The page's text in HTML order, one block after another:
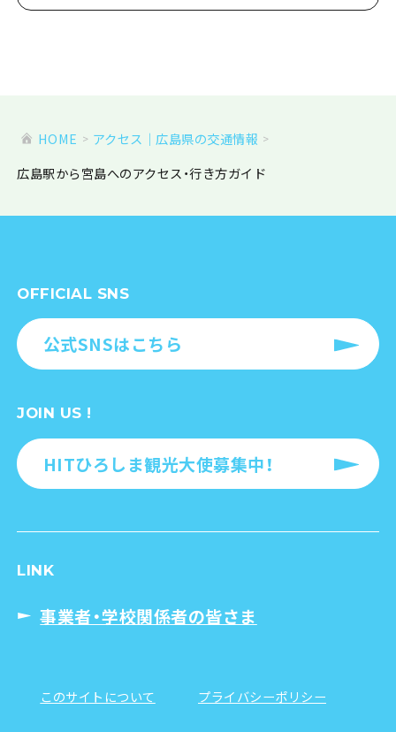
HOME
アクセス｜広島県の交通情報
広島駅から宮島へのアクセス・行き方ガイド
OFFICIAL SNS
公式SNSはこちら
JOIN US !
HITひろしま観光大使募集中！
LINK
事業者・学校関係者の皆さま
このサイトについて プライバシーポリシー